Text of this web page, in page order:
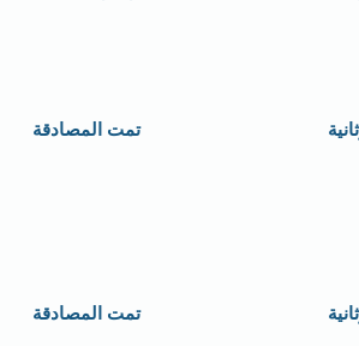
تمت المصادقة
تمت المصادقة